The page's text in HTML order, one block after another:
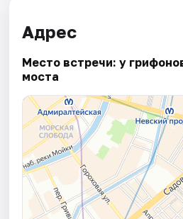
Адрес
Место встречи: у
моста